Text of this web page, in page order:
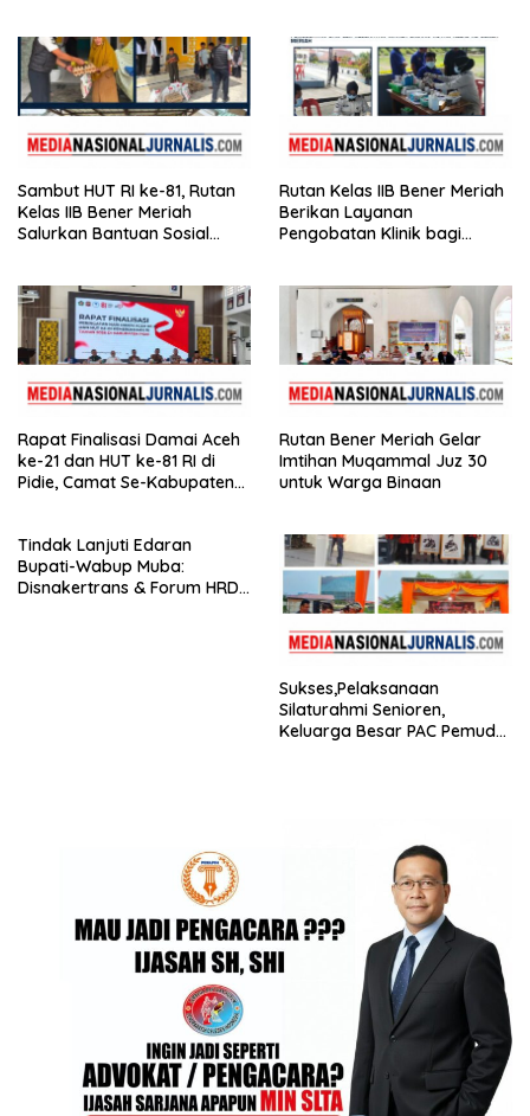
Sambut HUT RI ke-81, Rutan
Kelas IIB Bener Meriah
Salurkan Bantuan Sosial
Rutan Kelas IIB Bener Meriah
Berikan Layanan
Pengobatan Klinik bagi
Rapat Finalisasi Damai Aceh
ke-21 dan HUT ke-81 RI di
Pidie, Camat Se-Kabupaten
Rutan Bener Meriah Gelar
Imtihan Muqammal Juz 30
untuk Warga Binaan
Tindak Lanjuti Edaran
Bupati-Wabup Muba:
Disnakertrans & Forum HRD
Sukses,Pelaksanaan
Silaturahmi Senioren,
Keluarga Besar PAC Pemuda